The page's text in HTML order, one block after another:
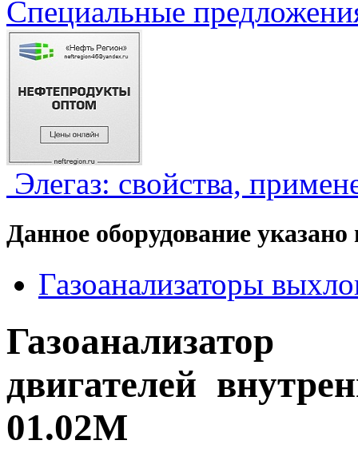
Специальные
Элегаз: свойства,
Данное оборудование
Газоанализаторы
двигателей
01.02М